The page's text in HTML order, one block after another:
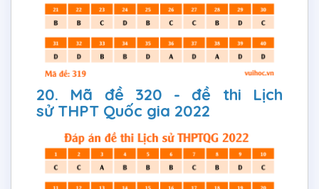
20. Mã đề 320 - đề thi Lịch
sử THPT Quốc gia 2022